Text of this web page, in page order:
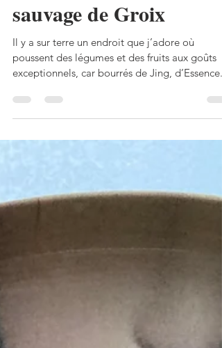
terre, algues et aneth
sauvage de Groix
Il y a sur terre un endroit que j’adore où
exceptionnels, car bourrés de Jing, d’Essence...